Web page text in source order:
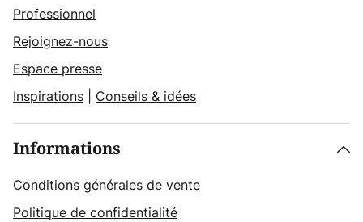
Professionnel
Rejoignez-nous
Espace presse
Inspirations
Conseils & idées
Informations
Conditions générales de vente
Politique de confidentialité